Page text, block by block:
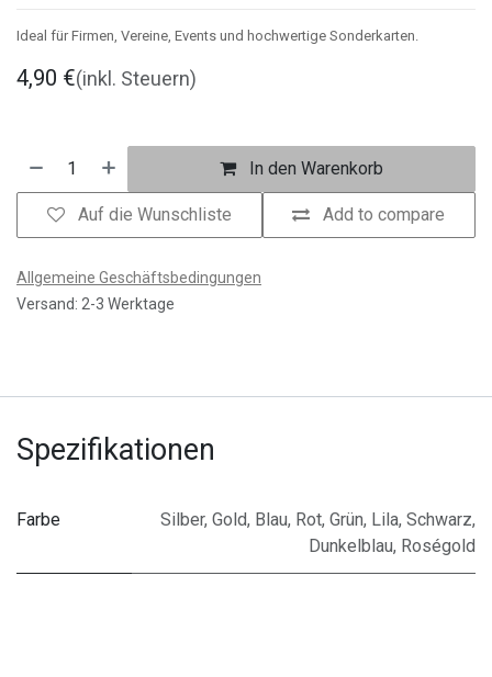
Ideal für Firmen, Vereine, Events und hochwertige Sonderkarten.
4,90 €(inkl. Steuern)
In den Warenkorb
Add to compare
Auf die Wunschliste
Allgemeine Geschäftsbedingungen
Versand: 2-3 Werktage
Spezifikationen
Farbe Silber, Gold, Blau, Rot, Grün, Lila, Schwarz,
Dunkelblau, Roségold